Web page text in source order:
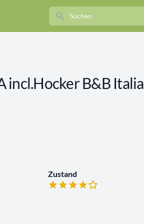
Search
incl.Hocker B&B Italia
Zustand